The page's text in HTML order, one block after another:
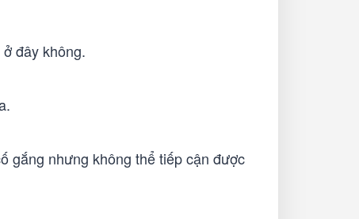
đây không.
gắng nhưng không thể tiếp cận được